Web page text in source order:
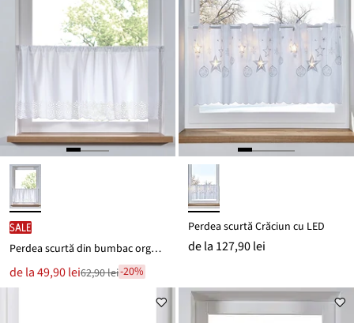
SALE
Perdea scurtă din bumbac organic, cu broderie perforată
de laNoul
preț
49,90 lei
Reducere 62,90 lei-20%
Perdea scurtă Crăciun cu LED
de la 127,90 lei